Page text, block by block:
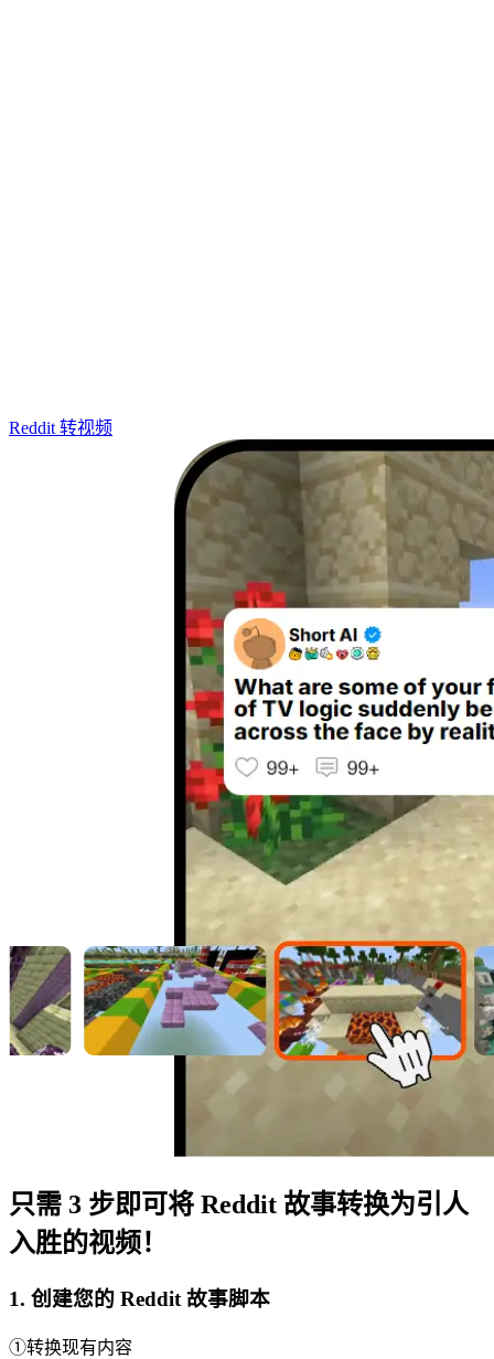
Reddit 转视频
只需 3 步即可将 Reddit 故事转换为引人
入胜的视频！
1. 创建您的 Reddit 故事脚本
①转换现有内容